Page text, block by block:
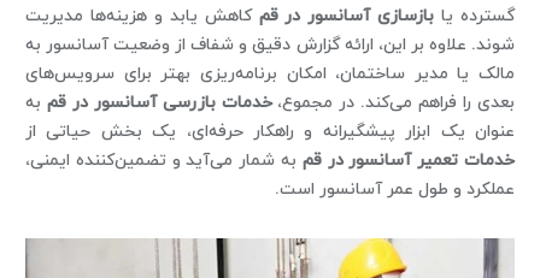
گسترده یا بازسازی آسانسور در قم کاهش یابد و هزینه‌ها مدیریت
شوند. علاوه بر این، ارائه گزارش دقیق و شفاف از وضعیت آسانسور به
مالک یا مدیر ساختمان، امکان برنامه‌ریزی بهتر برای سرویس‌های
بعدی را فراهم می‌کند. در مجموع،خدمات بازرسی آسانسور در قم به
عنوان یک ابزار پیشگیرانه و راهکار حرفه‌ای، یک بخش حیاتی از
خدمات تعمیر آسانسور در قم به شمار می‌آید و تضمین‌کننده ایمنی،
عملکرد و طول عمر آسانسور است.